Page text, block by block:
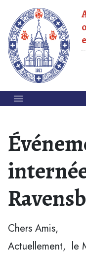
Chers Amis,
Actuellement, le